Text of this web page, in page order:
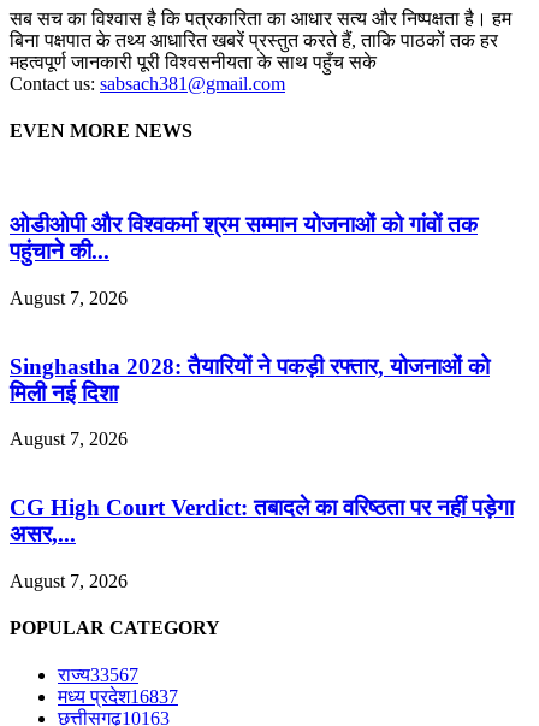
सब सच का विश्वास है कि पत्रकारिता का आधार सत्य और निष्पक्षता है। हम
बिना पक्षपात के तथ्य आधारित खबरें प्रस्तुत करते हैं, ताकि पाठकों तक हर
महत्वपूर्ण जानकारी पूरी विश्वसनीयता के साथ पहुँच सके
Contact us: sabsach381@gmail.com
EVEN MORE NEWS
ओडीओपी और विश्वकर्मा श्रम सम्मान योजनाओं को गांवों तक
पहुंचाने की...
August 7, 2026
Singhastha 2028: तैयारियों ने पकड़ी रफ्तार, योजनाओं को
मिली नई दिशा
August 7, 2026
CG High Court Verdict: तबादले का वरिष्ठता पर नहीं पड़ेगा
असर,...
August 7, 2026
POPULAR CATEGORY
राज्य33567
मध्य प्रदेश16837
छत्तीसगढ़10163